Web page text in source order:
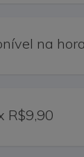
na hora
R$9,90